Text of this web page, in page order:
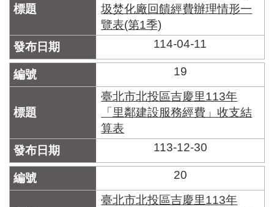
圾焚化廠回饋經費辦理情形一
覽表(第1季)
114-04-11
19
臺北市北投區吉慶里113年
「里鄰建設服務經費」收支結
算表
113-12-30
20
臺北市北投區吉慶里113年